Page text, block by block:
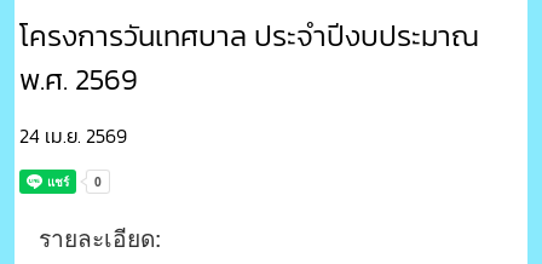
โครงการวันเทศบาล ประจำปีงบประมาณ
พ.ศ. 2569
24 เม.ย. 2569
รายละเอียด: